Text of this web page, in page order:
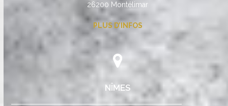
26200 Montélimar
PLUS D’INFOS
NÎMES